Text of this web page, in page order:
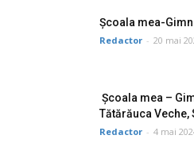
Școala mea-
Redactor - 20 mai
Școala mea –
Tătărăuca Veche,
Redactor - 4 mai